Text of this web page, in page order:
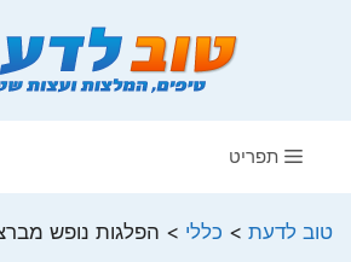
תפריט
טוב לדעת > כללי > הפלגות נופש